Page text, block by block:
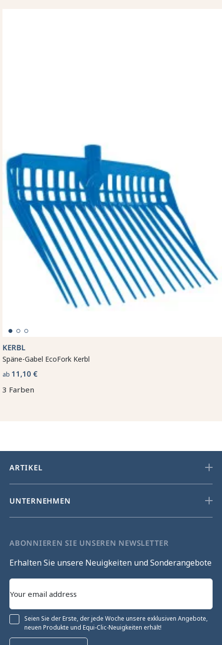
KERBL
Späne-Gabel EcoFork Kerbl
ab 11,10 €
3 Farben
ARTIKEL
UNTERNEHMEN
ABONNIEREN SIE UNSEREN NEWSLETTER
Erhalten Sie unsere Neuigkeiten und Sonderangebote
Seien Sie der Erste, der jede Woche unsere exklusiven Angebote,
neuen Produkte und Equi-Clic-Neuigkeiten erhält!